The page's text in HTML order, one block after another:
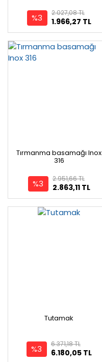
%3 1.966,27 TL
2.027,08 TL
Tırmanma basamağı Inox
316
%3 2.863,11 TL
2.951,66 TL
Tutamak
%3 6.180,05 TL
6.371,18 TL